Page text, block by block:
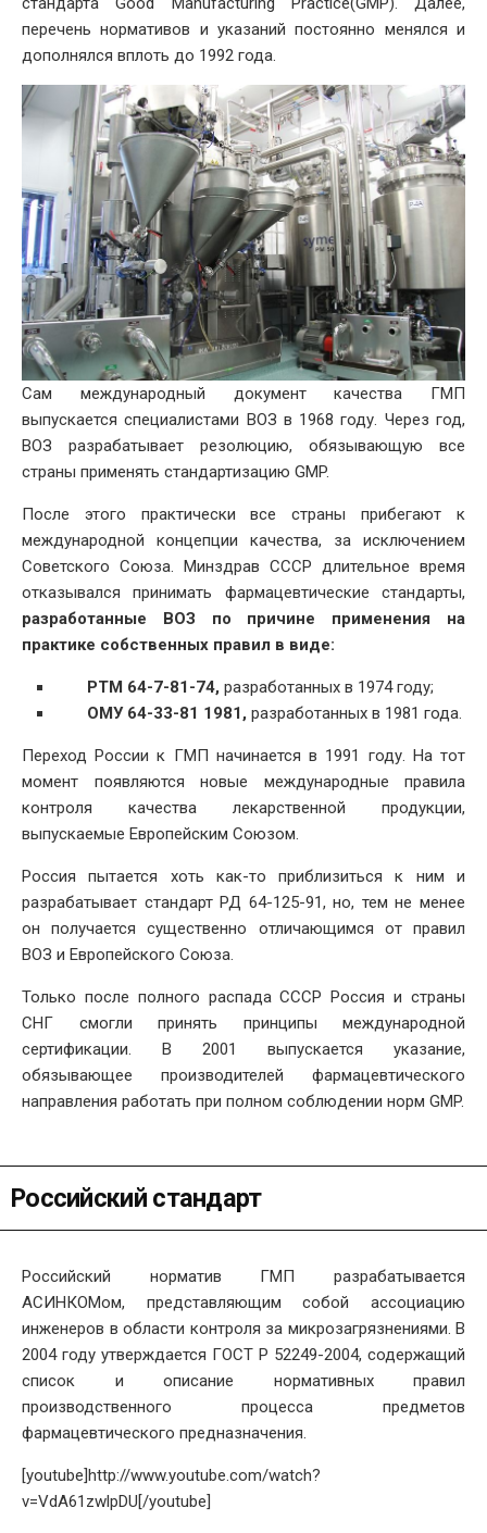
перечень нормативов и указаний постоянно менялся и
дополнялся вплоть до 1992 года.
Сам международный документ качества ГМП
выпускается специалистами ВОЗ в 1968 году. Через год,
ВОЗ разрабатывает резолюцию, обязывающую все
страны применять стандартизацию GMP.
После этого практически все страны прибегают к
международной концепции качества, за исключением
Советского Союза. Минздрав СССР длительное время
отказывался принимать фармацевтические стандарты,
разработанные ВОЗ по причине применения на
практике собственных правил в виде:
РТМ 64-7-81-74, разработанных в 1974 году;
ОМУ 64-33-81 1981, разработанных в 1981 года.
Переход России к ГМП начинается в 1991 году. На тот
момент появляются новые международные правила
контроля качества лекарственной продукции,
выпускаемые Европейским Союзом.
Россия пытается хоть как-то приблизиться к ним и
разрабатывает стандарт РД 64-125-91, но, тем не менее
он получается существенно отличающимся от правил
ВОЗ и Европейского Союза.
Только после полного распада СССР Россия и страны
СНГ смогли принять принципы международной
сертификации. В 2001 выпускается указание,
обязывающее производителей фармацевтического
направления работать при полном соблюдении норм GMP.
Российский стандарт
Российский норматив ГМП разрабатывается
АСИНКОМом, представляющим собой ассоциацию
инженеров в области контроля за микрозагрязнениями. В
2004 году утверждается ГОСТ Р 52249-2004, содержащий
список и описание нормативных правил
производственного процесса предметов
фармацевтического предназначения.
[youtube]http://www.youtube.com/watch?
v=VdA61zwlpDU[/youtube]